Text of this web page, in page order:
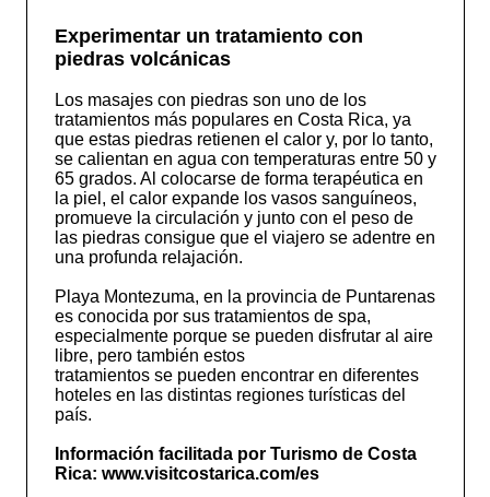
Experimentar un tratamiento con
piedras volcánicas
Los masajes con piedras son uno de los
tratamientos más populares en Costa Rica, ya
que estas piedras retienen el calor y, por lo tanto,
se calientan en agua con temperaturas entre 50 y
65 grados. Al colocarse de forma terapéutica en
la piel, el calor expande los vasos sanguíneos,
promueve la circulación y junto con el peso de
las piedras consigue que el viajero se adentre en
una profunda relajación.
Playa Montezuma, en la provincia de Puntarenas
es conocida por sus tratamientos de spa,
especialmente porque se pueden disfrutar al aire
libre, pero también estos
tratamientos se pueden encontrar en diferentes
hoteles en las distintas regiones turísticas del
país.
Información facilitada por Turismo de Costa
Rica: www.visitcostarica.com/es